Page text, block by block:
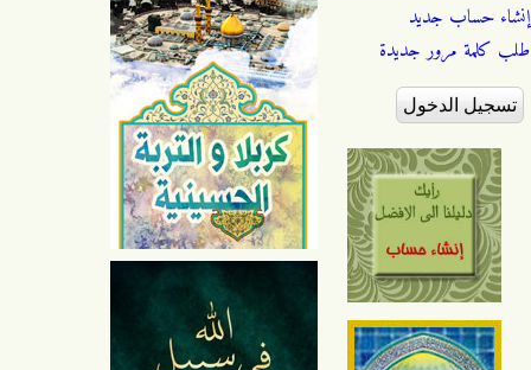
إنشاء حساب جديد
طلب كلمة مرور جديدة